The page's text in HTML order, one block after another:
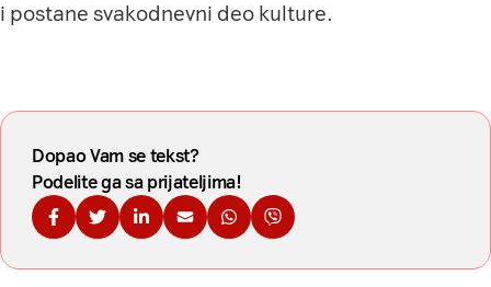
i postane svakodnevni deo kulture.
Dopao Vam se tekst?
Podelite ga sa prijateljima!
Podelite na Fejsbuku
Podelite na Tviteru
Podelite na Linkdinu
Podelite na imejl
Podelite na WhatsApp
Podelite na Viberu